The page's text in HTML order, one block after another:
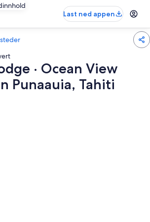
Last ned appen
· Ocean View
Punaauia, Tahiti